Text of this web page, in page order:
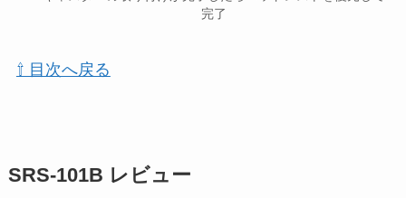
完了
⇧ 目次へ戻る
SRS-101B レビュー